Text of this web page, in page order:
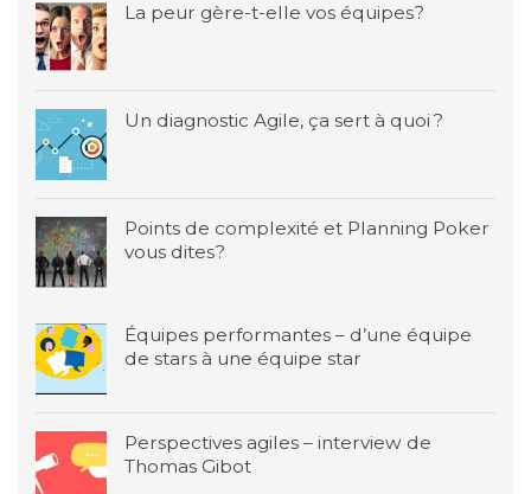
La peur gère-t-elle vos équipes?
Un diagnostic Agile, ça sert à quoi ?
Points de complexité et Planning Poker
vous dites?
Équipes performantes – d’une équipe
de stars à une équipe star
Perspectives agiles – interview de
Thomas Gibot